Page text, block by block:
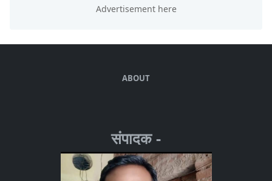
ABOUT
संपादक -